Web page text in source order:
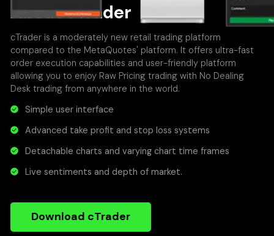
About cTrader
cTrader is a moderately new retail trading platform
compared to the MetaQuotes' platform. It offers ultra-fast
order execution capabilities and user-friendly platform
allowing you to enjoy Raw Pricing trading with No Dealing
Desk trading from anywhere in the world.
Simple user interface
Advanced take profit and stop loss systems
Detachable charts and varying chart time frames
Live sentiments and depth of market.
Download cTrader